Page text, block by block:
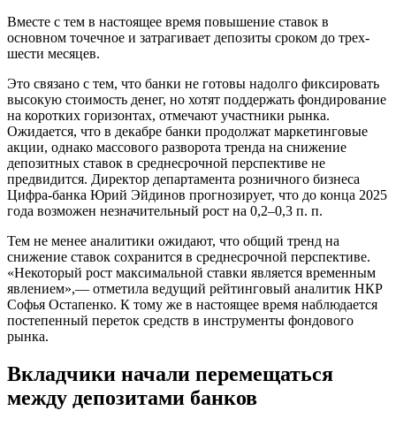
Вместе с тем в настоящее время повышение ставок в
основном точечное и затрагивает депозиты сроком до трех-
шести месяцев.
Это связано с тем, что банки не готовы надолго фиксировать
высокую стоимость денег, но хотят поддержать фондирование
на коротких горизонтах, отмечают участники рынка.
Ожидается, что в декабре банки продолжат маркетинговые
акции, однако массового разворота тренда на снижение
депозитных ставок в среднесрочной перспективе не
предвидится. Директор департамента розничного бизнеса
Цифра-банка Юрий Эйдинов прогнозирует, что до конца 2025
года возможен незначительный рост на 0,2–0,3 п. п.
Тем не менее аналитики ожидают, что общий тренд на
снижение ставок сохранится в среднесрочной перспективе.
«Некоторый рост максимальной ставки является временным
явлением»,— отметила ведущий рейтинговый аналитик НКР
Софья Остапенко. К тому же в настоящее время наблюдается
постепенный переток средств в инструменты фондового
рынка.
Вкладчики начали перемещаться
между депозитами банков